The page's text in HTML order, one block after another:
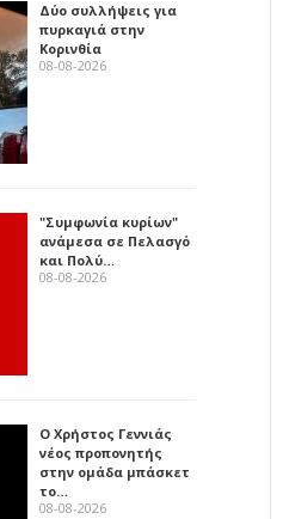
Δύο συλλήψεις για
πυρκαγιά στην
Κορινθία
08-08-2026
"Συμφωνία κυρίων"
ανάμεσα σε Πελασγό
και Πολύ…
08-08-2026
Ο Χρήστος Γεννιάς
νέος προπονητής
στην ομάδα μπάσκετ
το…
08-08-2026